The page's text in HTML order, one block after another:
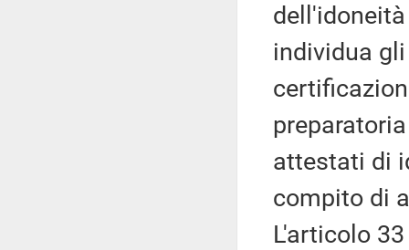
individua
attestati di
compito di
L'articolo